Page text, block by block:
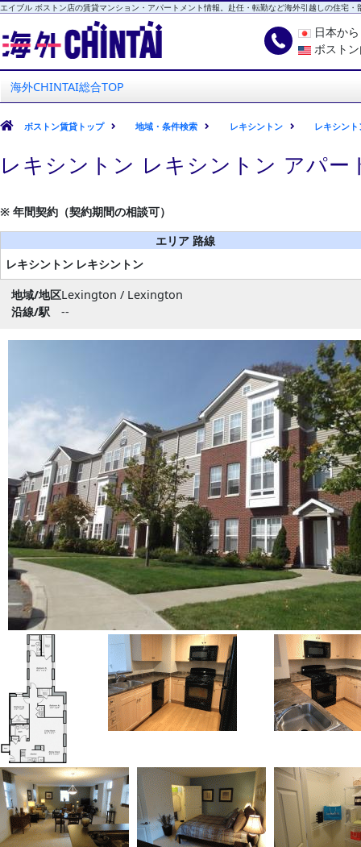
エイブル ボストン店の賃貸マンション・アパートメント情報。赴任・転勤など海外引越しの住宅・
海外CHINTAI
エイブル ボストン店
日本か
ボスト
海外CHINTAI総合TOP
ボストン賃貸トップ 地域・条件検索 レキシントン レキシント
レキシントン レキシントン アパ
※ 年間契約（契約期間の相談可）
エリア 路線
レキシントン レキシントン
地域/地区Lexington / Lexington
沿線/駅
--